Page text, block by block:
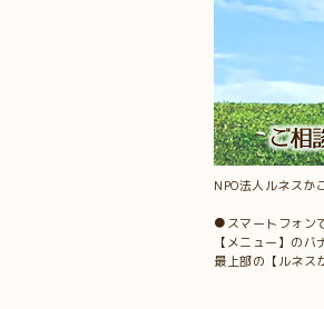
NPO法人ルネスか
●スマートフォン
【メニュー】の
最上部の【ルネス